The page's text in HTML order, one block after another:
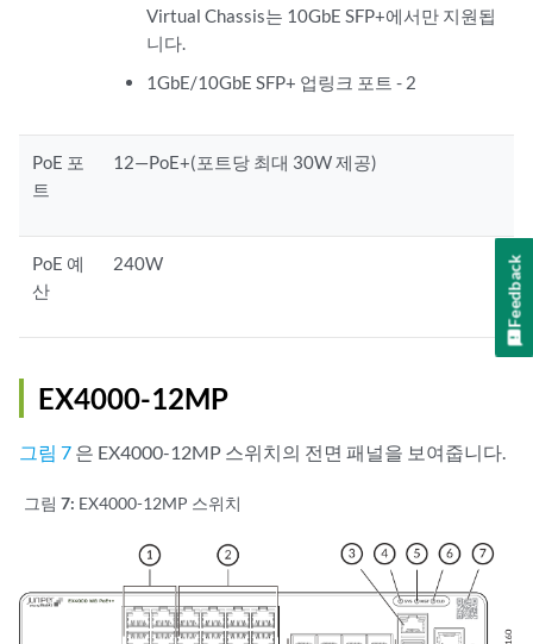
Virtual Chassis는 10GbE SFP+에서만 지원됩
니다.
1GbE/10GbE SFP+ 업링크 포트 - 2
PoE 포
트
12—PoE+(포트당 최대 30W 제공)
PoE 예
산
240W
EX4000-12MP
그림 7 은 EX4000-12MP 스위치의 전면 패널을 보여줍니다.
그림 7: EX4000-12MP 스위치
Feedback